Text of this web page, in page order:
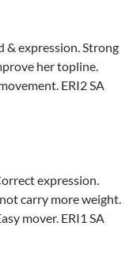
& expression. Strong
her topline.
ERI2 SA
expression.
carry more weight.
mover. ERI1 SA